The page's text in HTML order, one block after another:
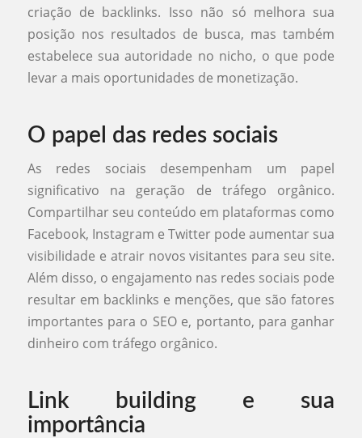
criação de backlinks. Isso não só melhora sua
posição nos resultados de busca, mas também
estabelece sua autoridade no nicho, o que pode
levar a mais oportunidades de monetização.
O papel das redes sociais
As redes sociais desempenham um papel
significativo na geração de tráfego orgânico.
Compartilhar seu conteúdo em plataformas como
Facebook, Instagram e Twitter pode aumentar sua
visibilidade e atrair novos visitantes para seu site.
Além disso, o engajamento nas redes sociais pode
resultar em backlinks e menções, que são fatores
importantes para o SEO e, portanto, para ganhar
dinheiro com tráfego orgânico.
Link building e sua
importância